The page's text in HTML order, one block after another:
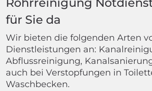
für Sie da
Wir bieten die folgenden Arten
Dienstleistungen an:
Abflussreinigung,
auch bei Verstopfungen in
Waschbecken.